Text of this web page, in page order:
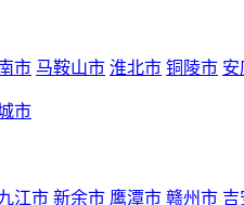
市 马鞍山市 淮北市 铜陵市 安
市
江市 新余市 鹰潭市 赣州市 吉